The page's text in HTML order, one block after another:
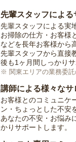
先輩スタッフによ
先輩スタッフによる実
お掃除の仕方・お客様
などを長年お客様から
先輩スタッフから直接
後も1ヶ月間しっかりサ
※ 関東エリアの業務委託
講師による様々なサ
お客様とのコミュニケ
ン・ちょっとした不安
あなたの不安・お悩み
かりサポートします。